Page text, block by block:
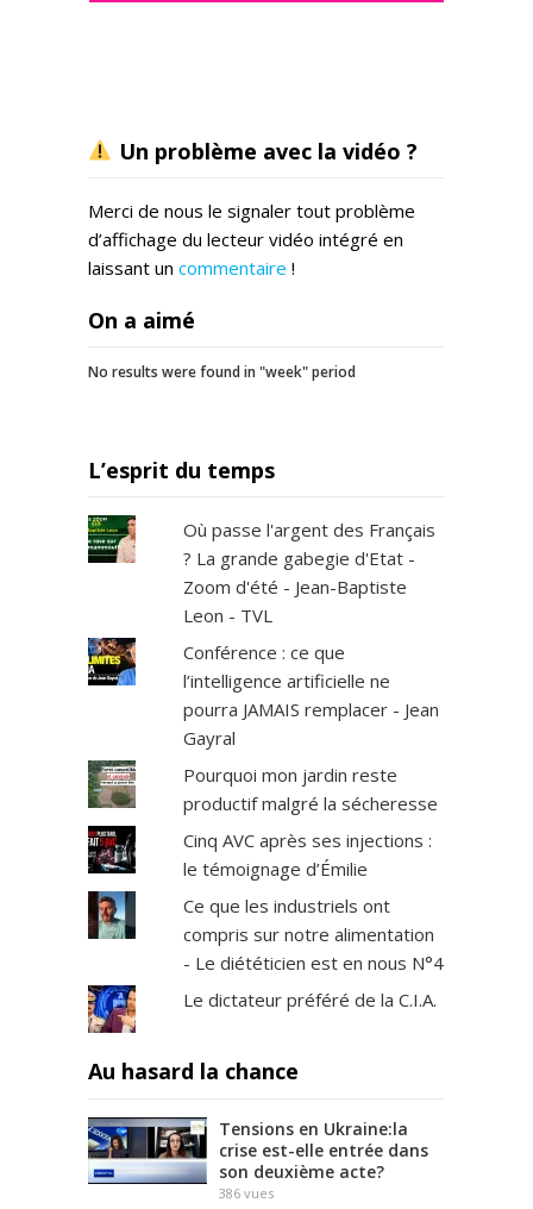
Un problème avec la vidéo ?
Merci de nous le signaler tout problème
d’affichage du lecteur vidéo intégré en
laissant un commentaire !
On a aimé
No results were found in "week" period
L’esprit du temps
Où passe l'argent des Français
? La grande gabegie d'Etat -
Zoom d'été - Jean-Baptiste
Leon - TVL
Conférence : ce que
l’intelligence artificielle ne
pourra JAMAIS remplacer - Jean
Gayral
Pourquoi mon jardin reste
productif malgré la sécheresse
Cinq AVC après ses injections :
le témoignage d’Émilie
Ce que les industriels ont
compris sur notre alimentation
- Le diététicien est en nous N°4
Le dictateur préféré de la C.I.A.
Au hasard la chance
Tensions en Ukraine:la
crise est-elle entrée dans
son deuxième acte?
386 vues